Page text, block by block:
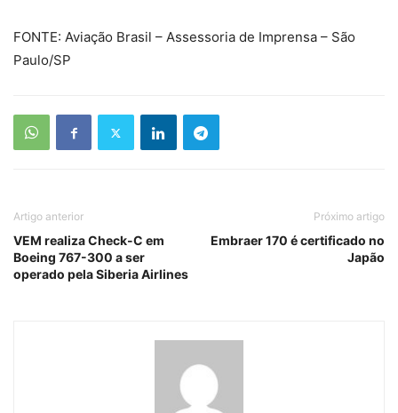
FONTE: Aviação Brasil – Assessoria de Imprensa – São
Paulo/SP
Artigo anterior
VEM realiza Check-C em
Boeing 767-300 a ser
operado pela Siberia Airlines
Próximo artigo
Embraer 170 é certificado no
Japão